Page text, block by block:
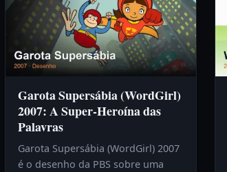
Garota Supersábia (WordGirl)
2007: A Super-Heroína das
Palavras
Garota Supersábia (WordGirl) 2007
é o desenho da PBS sobre uma